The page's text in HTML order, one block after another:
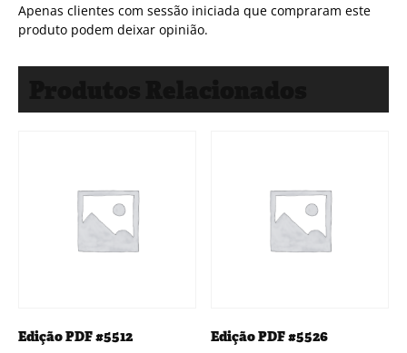
Apenas clientes com sessão iniciada que compraram este
produto podem deixar opinião.
Edição PDF #5512 Edição PDF #5526